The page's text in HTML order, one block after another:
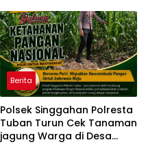
Berita
Polsek Singgahan Polresta
Tuban Turun Cek Tanaman
jagung Warga di Desa